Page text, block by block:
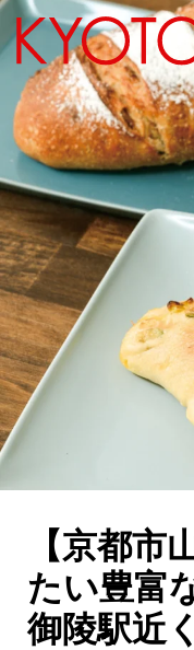
エリアから
地図から探す
カテゴリー
SPECIAL
NEW OPEN
SERIES
CULTURE
ABOUT US
Instagram
【京都市
たい豊富
御陵駅近